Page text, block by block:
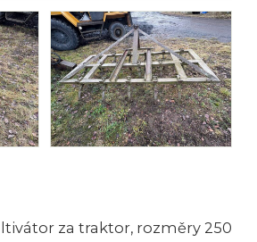
za traktor, rozměry 250